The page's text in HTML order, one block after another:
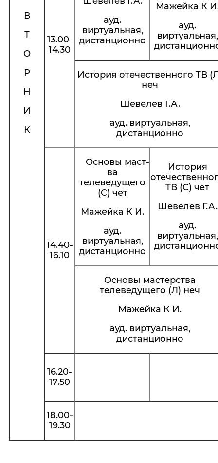
В
Т
О
Р
Н
И
К
13.00-
14.30
ауд.
виртуальная,
дистанционно
Мажейка К
ауд.
виртуальная,
История отечественного ТВ
неч
Шевелев Г.А.
ауд. виртуальная,
дистанционно
14.40-
16.10
Основы маст-
ва
телеведущего
(С) чет
Мажейка К И.
ауд.
виртуальная,
дистанционно
История
ТВ (С) чет
Шевелев Г.А.
ауд.
виртуальная,
Основы мастерства
телеведущего (Л) неч
Мажейка К И.
ауд. виртуальная,
дистанционно
16.20-
17.50
18.00-
19.30